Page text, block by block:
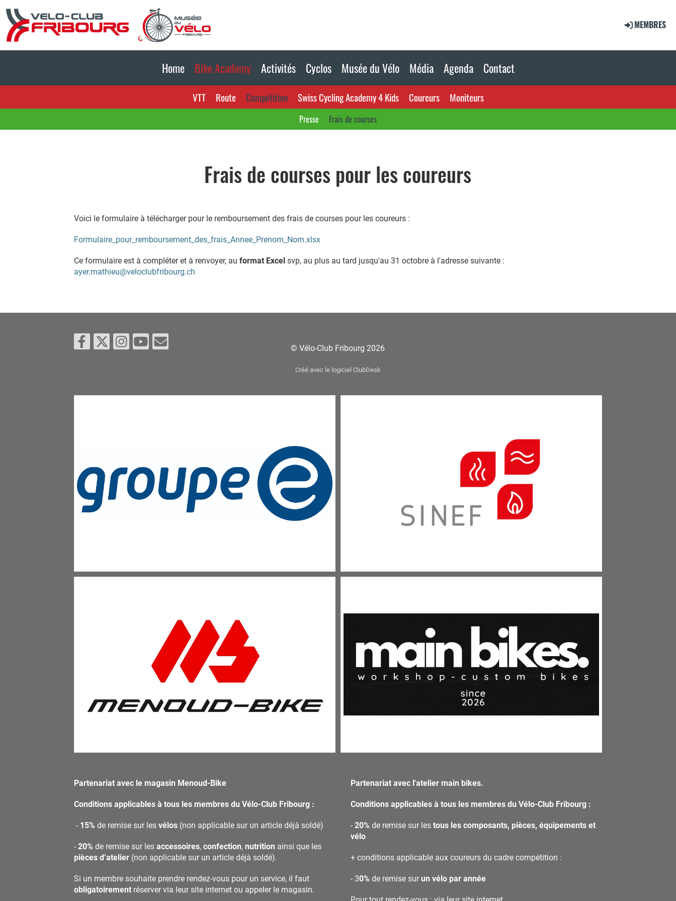
MEMBRES
Home Bike Academy Activités Cyclos Musée du Vélo Média Agenda Contact
VTT Route Compétition Swiss Cycling Academy 4 Kids Coureurs Moniteurs
Presse Frais de courses
Frais de courses pour les coureurs
Voici le formulaire à télécharger pour le remboursement des frais de courses pour les coureurs :
Formulaire_pour_remboursement_des_frais_Annee_Prenom_Nom.xlsx
Ce formulaire est à compléter et à renvoyer, au format Excel svp, au plus au tard jusqu'au 31 octobre à l'adresse suivante :
ayer.mathieu@veloclubfribourg.ch
© Vélo-Club Fribourg 2026
Créé avec le logiciel ClubDesk
Partenariat avec le magasin Menoud-Bike
Conditions applicables à tous les membres du Vélo-Club Fribourg :
- 15% de remise sur les vélos (non applicable sur un article déjà soldé)
- 20% de remise sur les accessoires, confection, nutrition ainsi que les
pièces d’atelier (non applicable sur un article déjà soldé).
Si un membre souhaite prendre rendez-vous pour un service, il faut
obligatoirement réserver via leur site internet ou appeler le magasin.
Partenariat avec l'atelier main bikes.
Conditions applicables à tous les membres du Vélo-Club Fribourg :
- 20% de remise sur les tous les composants, pièces, équipements et
vélo
+ conditions applicable aux coureurs du cadre compétition :
- 30% de remise surun vélo par année